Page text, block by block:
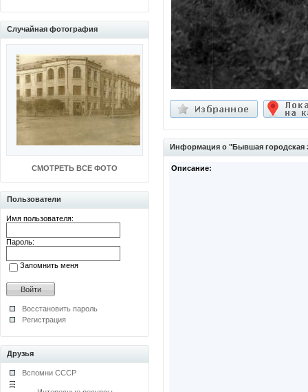
Случайная фотография
СМОТРЕТЬ ВСЕ ФОТО
Пользователи
Имя пользователя:
Пароль:
Запомнить меня
Восстановить пароль
Регистрация
Друзья
Вспомни СССР
Информация о "Бывшая городская
Описание: